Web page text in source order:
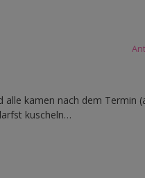
kamen nach dem Termin
kuscheln…